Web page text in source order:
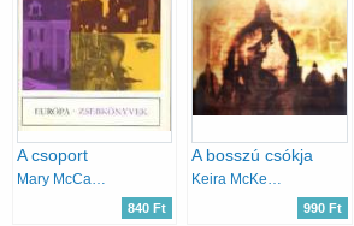
A csoport
840 Ft
A bosszú csókja
990 Ft